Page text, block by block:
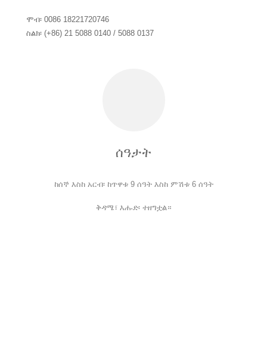
ሞብ፡ 0086 18221720746
ስልክ፡ (+86) 21 5088 0140 / 5088 0137
ሰዓታት
ከሰኞ እስከ አርብ፡ ከጥዋቱ 9 ሰዓት እስከ ምሽቱ 6 ሰዓት
ቅዳሜ፣ እሑድ፡ ተዘግቷል።